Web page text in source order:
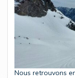
Nous retrouvons